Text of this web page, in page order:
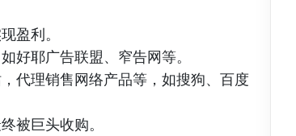
盈利。
好耶广告联盟、窄告网等。
代理销售网络产品等，如搜狗、百度
被巨头收购。